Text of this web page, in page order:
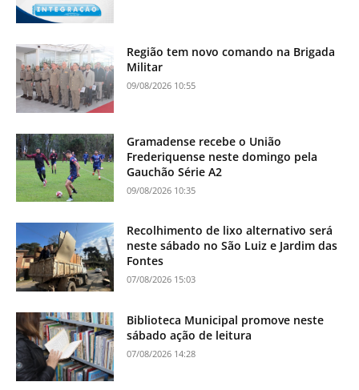
Região tem novo comando na Brigada
Militar
09/08/2026 10:55
Gramadense recebe o União
Frederiquense neste domingo pela
Gauchão Série A2
09/08/2026 10:35
Recolhimento de lixo alternativo será
neste sábado no São Luiz e Jardim das
Fontes
07/08/2026 15:03
Biblioteca Municipal promove neste
sábado ação de leitura
07/08/2026 14:28